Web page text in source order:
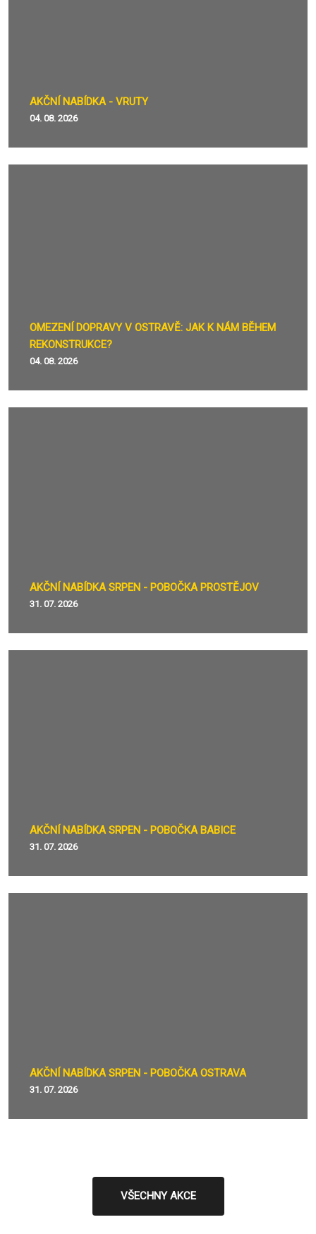
AKČNÍ NABÍDKA - VRUTY
04. 08. 2026
OMEZENÍ DOPRAVY V OSTRAVĚ: JAK K NÁM BĚHEM
REKONSTRUKCE?
04. 08. 2026
AKČNÍ NABÍDKA SRPEN - POBOČKA PROSTĚJOV
31. 07. 2026
AKČNÍ NABÍDKA SRPEN - POBOČKA BABICE
31. 07. 2026
AKČNÍ NABÍDKA SRPEN - POBOČKA OSTRAVA
31. 07. 2026
VŠECHNY AKCE